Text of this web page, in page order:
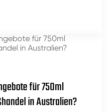
für 750ml
in Australien?